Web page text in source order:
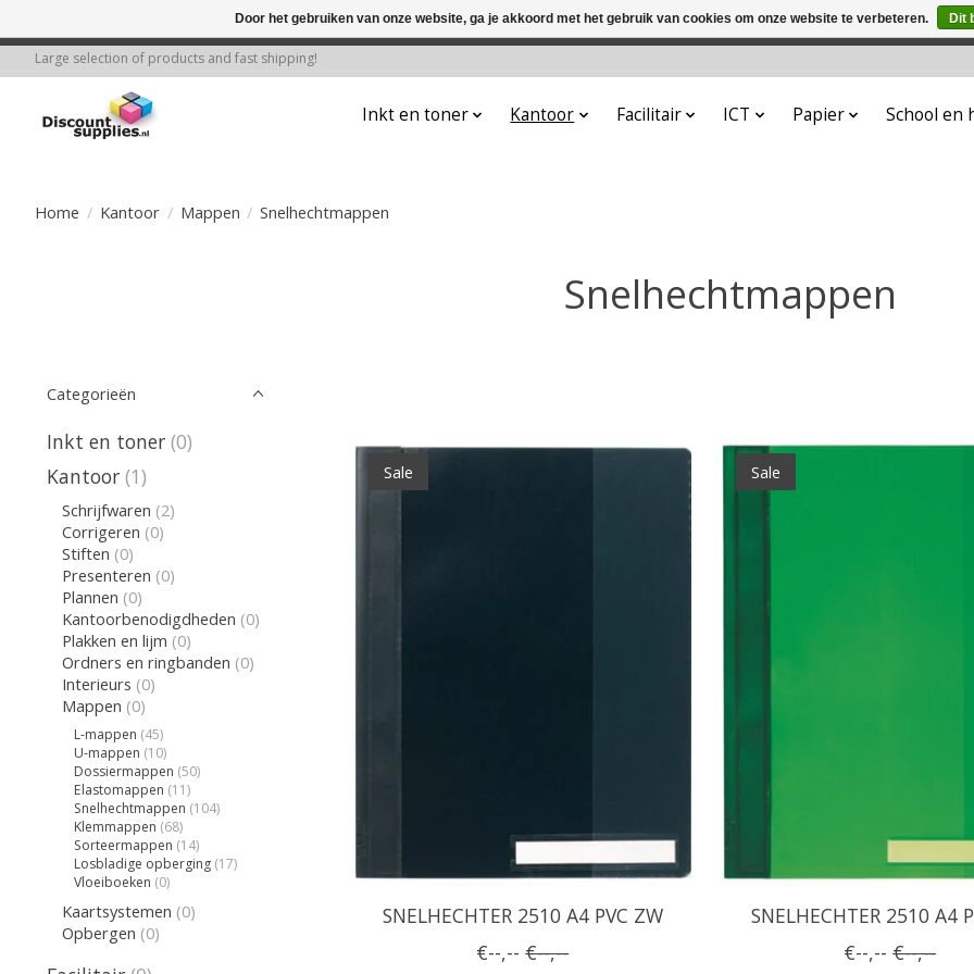
Large selection of products and fast shipping!
Inkt en toner Kantoor Facilitair ICT Papier School en
Home / Kantoor / Mappen / Snelhechtmappen
Snelhechtmappen
Categorieën
Inkt en toner (0)
Kantoor (1)
Schrijfwaren (2)
Corrigeren (0)
Stiften (0)
Presenteren (0)
Plannen (0)
Kantoorbenodigdheden (0)
Plakken en lijm (0)
Ordners en ringbanden (0)
Interieurs (0)
Mappen (0)
L-mappen (45)
U-mappen (10)
Dossiermappen (50)
Elastomappen (11)
Snelhechtmappen (104)
Klemmappen (68)
Sorteermappen (14)
Losbladige opberging (17)
Vloeiboeken (0)
Kaartsystemen (0)
Opbergen (0)
Sale
SNELHECHTER 2510 A4 PVC ZW
€--,-- €--,--
Sale
SNELHECHTER 2510 A4
€--,-- €--,--
Door het gebruiken van onze website, ga je akkoord met het gebruik van cookies om onze website te verbeteren. Dit
← Keer terug naar de backofficeDeze winkel is in aanbouw. Eventueel geplaatste orders zullen niet